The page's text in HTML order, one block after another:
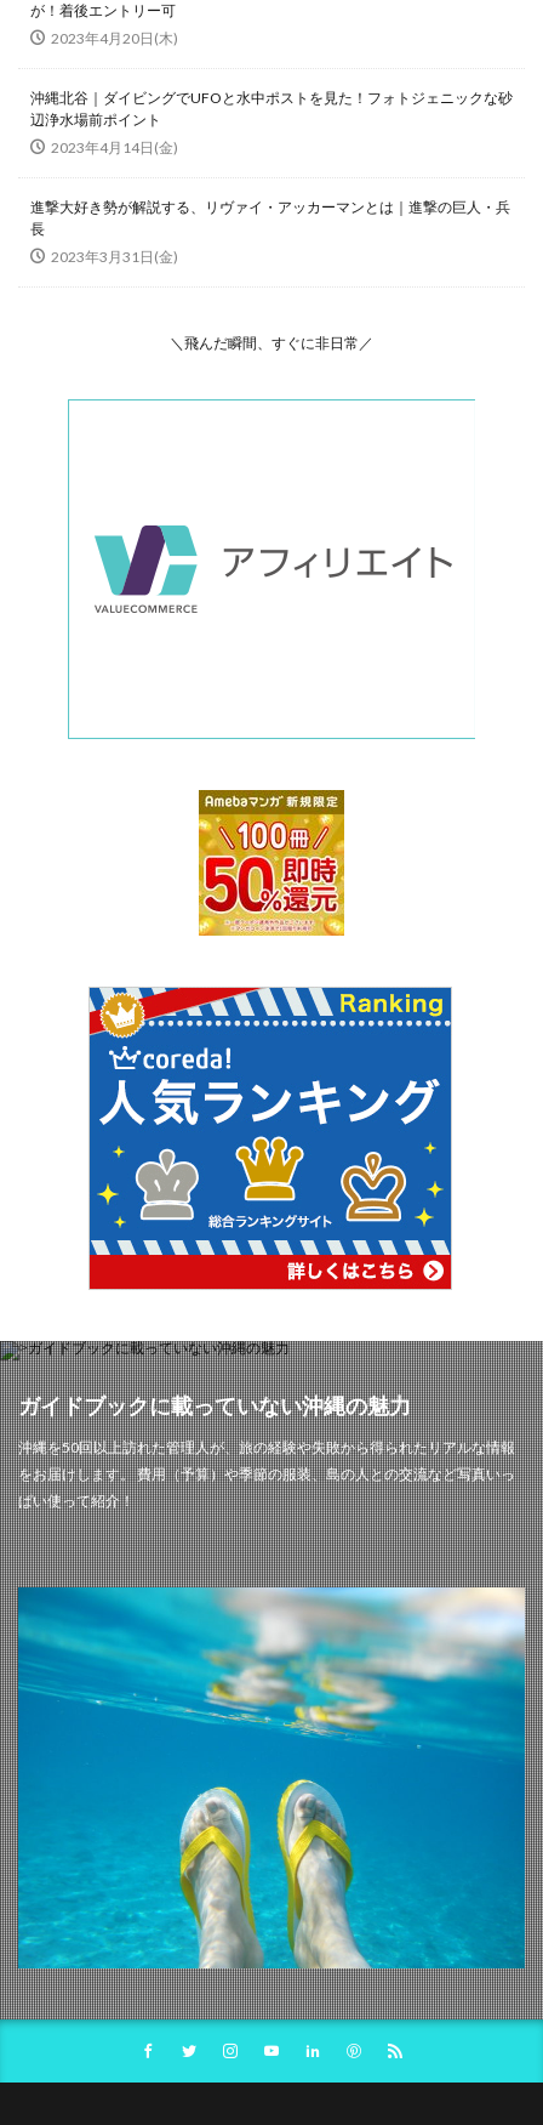
が！着後エントリー可
2023年4月20日(木)
沖縄北谷｜ダイビングでUFOと水中ポストを見た！フォトジェニックな砂
辺浄水場前ポイント
2023年4月14日(金)
進撃大好き勢が解説する、リヴァイ・アッカーマンとは｜進撃の巨人・兵
長
2023年3月31日(金)
＼飛んだ瞬間、すぐに非日常／
ガイドブックに載っていない沖縄の魅力
沖縄を50回以上訪れた管理人が、旅の経験や失敗から得られたリアルな情報
をお届けします。 費用（予算）や季節の服装、島の人との交流など写真いっ
ぱい使って紹介！